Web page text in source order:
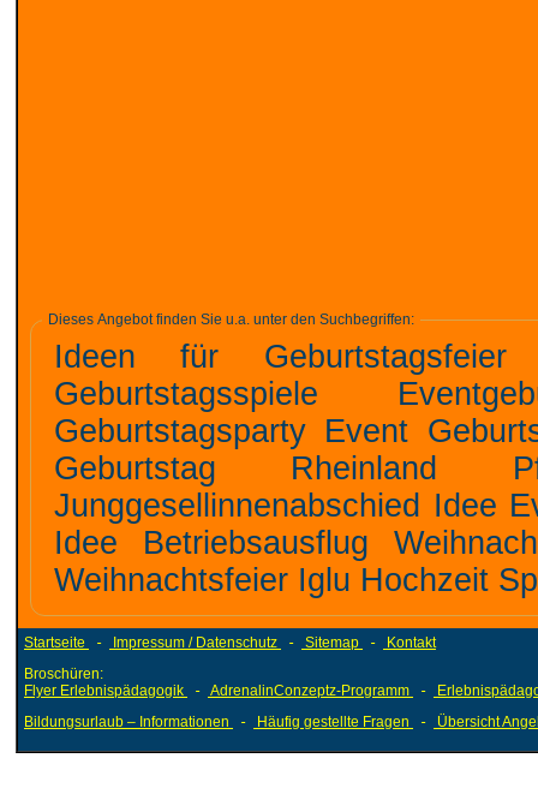
Dieses Angebot finden Sie u.a. unter den Suchbegriffen:
Ideen für Geburtstagsfeier Mottoparty Ideen für
Geburtstagsspiele Eventgeburtstag Eventgeschenke Event
Geburtstagsparty Event Geburtstagslocation sehr beliebt Feierlocation
Geburtstag Rheinland Pfalz Idee
Junggesellinnenabschied Idee Eventhochzeit Hochzeitsevent Mottoparty
Idee Betriebsausflug Weihnachtsfeier Hütte Vereinsausflug Sommer
Startseite - Impressum / Datenschutz - Sitemap -
Kontakt
Broschüren:
Flyer Erlebnispädagogik
- AdrenalinConzeptz-Programm -
Bildungsurlaub – Informationen
- Häufig gestellte Fragen - Übersicht